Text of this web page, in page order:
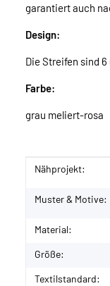
garantiert auch
Design:
Die Streifen sind
Farbe:
grau meliert-rosa
Wert
Nähprojekt:
Muster & Motive:
Material:
Größe:
Textilstandard: